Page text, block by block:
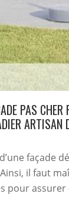
PAS CHER
ARTISAN
façade
il faut
pour assurer